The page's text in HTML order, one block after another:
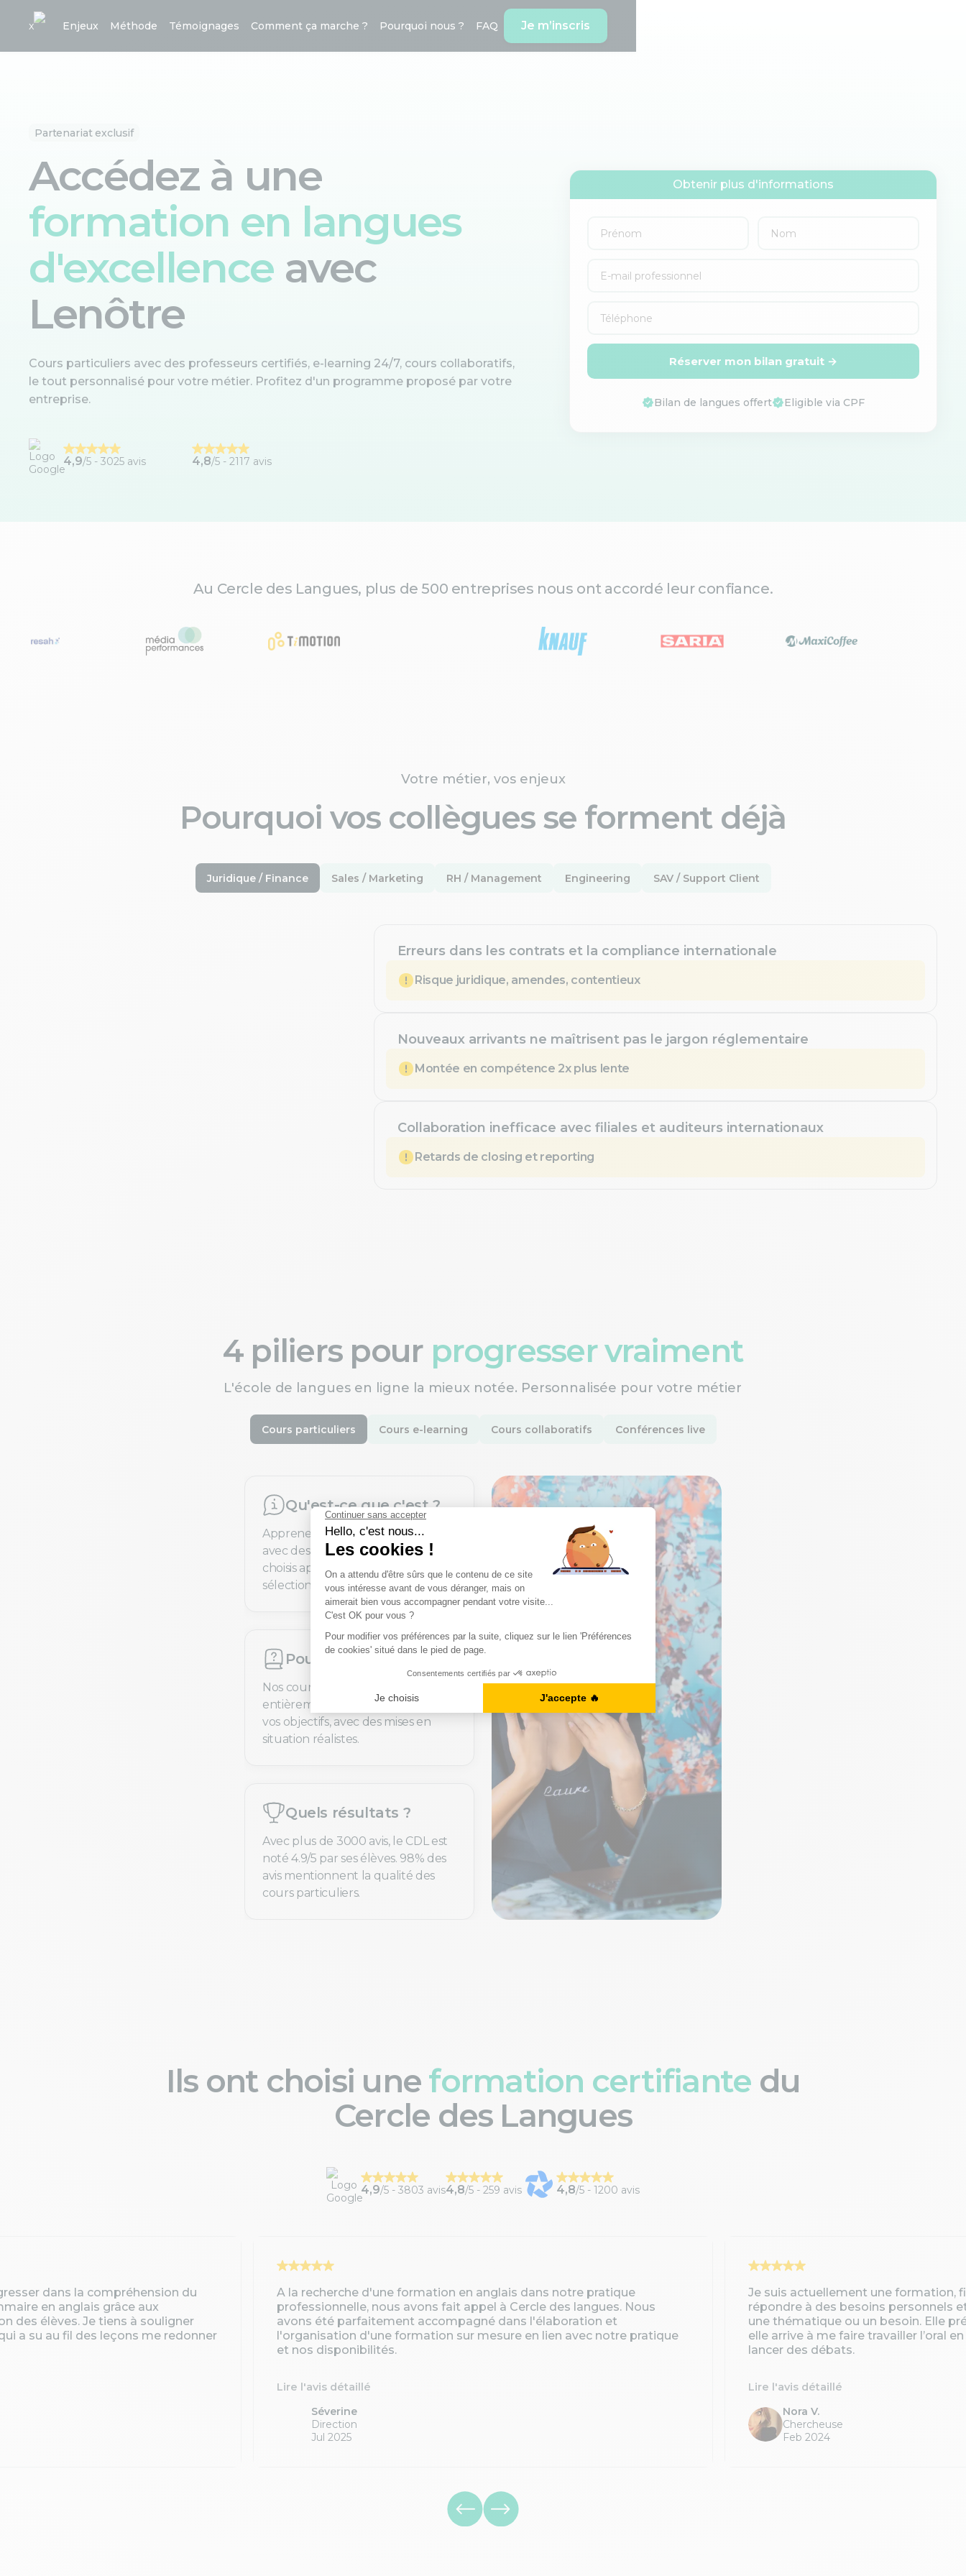
x Enjeux Méthode Témoignages Comment ça marche ? Pourquoi nous ? FAQ Je m’inscris
Partenariat exclusif
Accédez à une
formation en langues
d'excellence avec
Lenôtre
Cours particuliers avec des professeurs certifiés, e-learning 24/7, cours collaboratifs,
le tout personnalisé pour votre métier. Profitez d'un programme proposé par votre
entreprise.
4,9/5 - 3025 avis 4,8/5 - 2117 avis
Obtenir plus d'informations
Réserver mon bilan gratuit →
Bilan de langues offert Eligible via CPF
Au Cercle des Langues, plus de 500 entreprises nous ont accordé leur confiance.
Votre métier, vos enjeux
Pourquoi vos collègues se forment déjà
Juridique / Finance Sales / Marketing RH / Management Engineering SAV / Support Client
Erreurs dans les contrats et la compliance internationale
Risque juridique, amendes, contentieux
Nouveaux arrivants ne maîtrisent pas le jargon réglementaire
Montée en compétence 2x plus lente
Collaboration inefficace avec filiales et auditeurs internationaux
Retards de closing et reporting
4 piliers pour progresser vraiment
L'école de langues en ligne la mieux notée. Personnalisée pour votre métier
Cours particuliers Cours e-learning Cours collaboratifs Conférences live
Qu'est-ce que c'est ?
Apprenez une nouvelle langue
avec des professeurs certifiés,
choisis après un processus de
sélection exigeant.
Pourquoi c’est utile ?
Nos cours de langues sont
entièrement personnalisés selon
vos objectifs, avec des mises en
situation réalistes.
Quels résultats ?
Avec plus de 3000 avis, le CDL est
noté 4.9/5 par ses élèves. 98% des
avis mentionnent la qualité des
cours particuliers.
Ils ont choisi une formation certifiante du
Cercle des Langues
4,9/5 - 3803 avis4,8/5 - 259 avis 4,8/5 - 1200 avis
dans la compréhension du
en anglais grâce aux
des élèves. Je tiens à souligner
a su au fil des leçons me redonner
A la recherche d'une formation en anglais dans notre pratique
professionnelle, nous avons fait appel à Cercle des langues. Nous
avons été parfaitement accompagné dans l'élaboration et
l'organisation d'une formation sur mesure en lien avec notre pratique
et nos disponibilités.
Lire l'avis détaillé
Séverine
Direction
Jul 2025
Je suis actuellement une formation,
répondre à des besoins personnels
une thématique ou un besoin. Elle
elle arrive à me faire travailler l’oral
lancer des débats.
Lire l'avis détaillé
Nora V.
Chercheuse
Feb 2024